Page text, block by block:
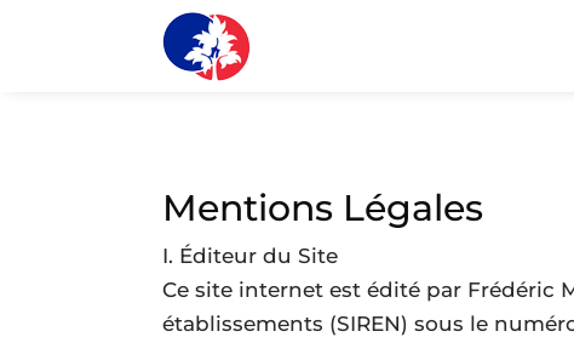
Mentions Légales
I. Éditeur du Site
Ce site internet est édité par Frédéric
établissements (SIREN) sous le